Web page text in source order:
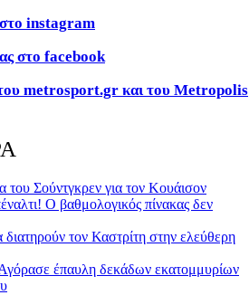
instagram
στο facebook
του metrosport.gr και του Metropolis
του Σούντγκρεν για τον Κουάισον
Ο βαθμολογικός πίνακας δεν
τον Καστρίτη στην ελεύθερη
έπαυλη δεκάδων εκατομμυρίων